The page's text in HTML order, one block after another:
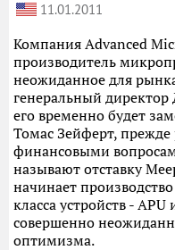
11.01.2011
Компания Advanced
производитель
неожиданное для
генеральный директор
его временно будет
Томас Зейферт,
финансовыми
называют отставку
начинает
класса устройств -
совершенно
оптимизма.